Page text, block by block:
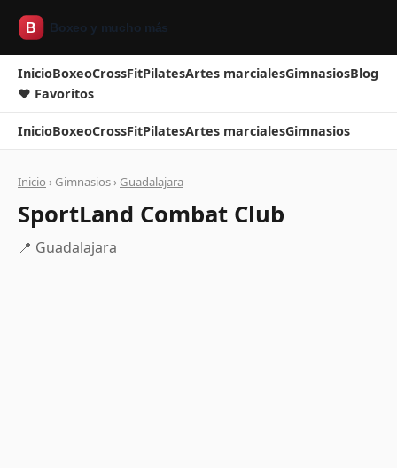
InicioBoxeoCrossFitPilatesArtes marcialesGimnasiosBlog
❤ Favoritos
InicioBoxeoCrossFitPilatesArtes marcialesGimnasios
Inicio › Gimnasios › Guadalajara
SportLand Combat Club
📍 Guadalajara